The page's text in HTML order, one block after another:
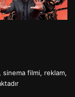
sinema filmi, reklam,